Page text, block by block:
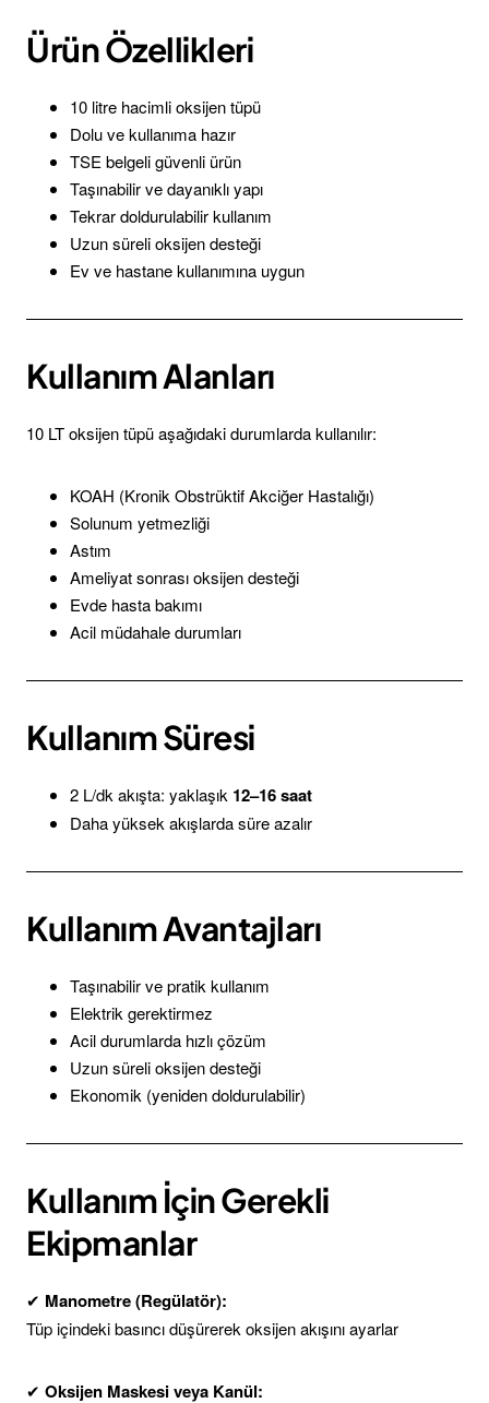
Ürün Özellikleri
10 litre hacimli oksijen tüpü
Dolu ve kullanıma hazır
TSE belgeli güvenli ürün
Taşınabilir ve dayanıklı yapı
Tekrar doldurulabilir kullanım
Uzun süreli oksijen desteği
Ev ve hastane kullanımına uygun
Kullanım Alanları
10 LT oksijen tüpü aşağıdaki durumlarda kullanılır:
KOAH (Kronik Obstrüktif Akciğer Hastalığı)
Solunum yetmezliği
Astım
Ameliyat sonrası oksijen desteği
Evde hasta bakımı
Acil müdahale durumları
Kullanım Süresi
2 L/dk akışta: yaklaşık 12–16 saat
Daha yüksek akışlarda süre azalır
Kullanım Avantajları
Taşınabilir ve pratik kullanım
Elektrik gerektirmez
Acil durumlarda hızlı çözüm
Uzun süreli oksijen desteği
Ekonomik (yeniden doldurulabilir)
Kullanım İçin Gerekli
Ekipmanlar
✔ Manometre (Regülatör):
Tüp içindeki basıncı düşürerek oksijen akışını ayarlar
✔ Oksijen Maskesi veya Kanül: